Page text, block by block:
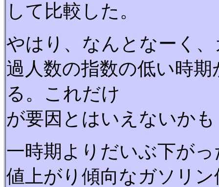
して比較した。
やはり、なんとなーく
過人数の指数の低い時
る。これだけ
が要因とはいえないか
一時期よりだいぶ下が
値上がり傾向なガソリ